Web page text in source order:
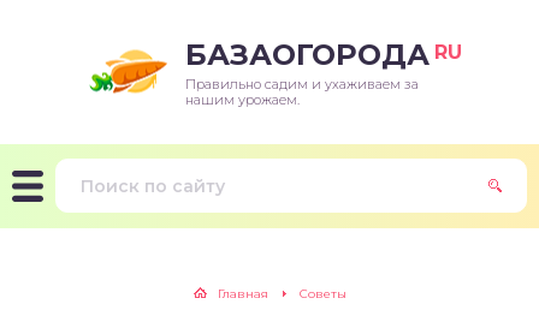
БАЗАОГОРОДА RU
Правильно садим и ухаживаем за
нашим урожаем.
Главная Советы